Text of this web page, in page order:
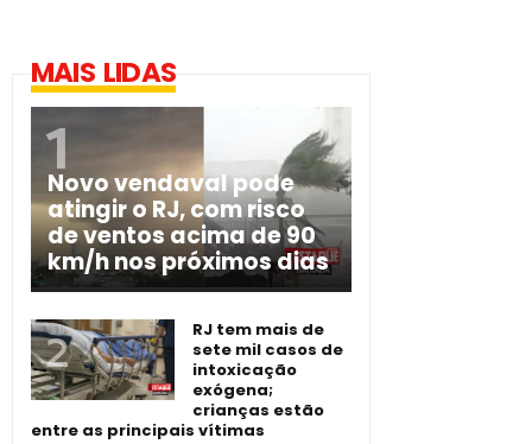
MAIS LIDAS
Novo vendaval pode
atingir o RJ, com risco
de ventos acima de 90
km/h nos próximos dias
RJ tem mais de
sete mil casos de
intoxicação
exógena;
crianças estão
entre as principais vítimas